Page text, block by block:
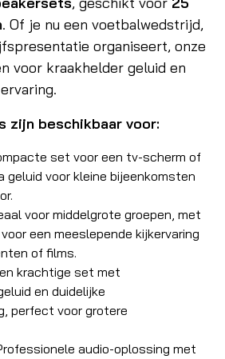
. Of je nu een voetbalwedstrijd,
organiseert, onze
voor kraakhelder geluid en
zijn beschikbaar voor:
set voor een tv-scherm of
geluid voor kleine bijeenkomsten
voor middelgrote groepen, met
een meeslepende kijkervaring
of films.
krachtige set met
en duidelijke
perfect voor grotere
audio-oplossing met